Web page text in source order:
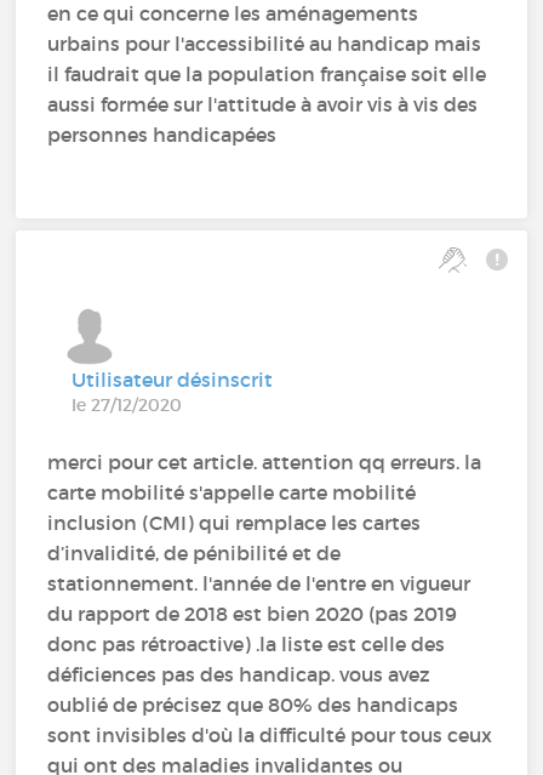
en ce qui concerne les aménagements
urbains pour l'accessibilité au handicap mais
il faudrait que la population française soit elle
aussi formée sur l'attitude à avoir vis à vis des
personnes handicapées
Utilisateur désinscrit
le 27/12/2020
merci pour cet article. attention qq erreurs. la
carte mobilité s'appelle carte mobilité
inclusion (CMI) qui remplace les cartes
d’invalidité, de pénibilité et de
stationnement. l'année de l'entre en vigueur
du rapport de 2018 est bien 2020 (pas 2019
donc pas rétroactive) .la liste est celle des
déficiences pas des handicap. vous avez
oublié de précisez que 80% des handicaps
sont invisibles d'où la difficulté pour tous ceux
qui ont des maladies invalidantes ou